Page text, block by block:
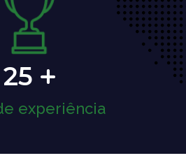
25
experiência